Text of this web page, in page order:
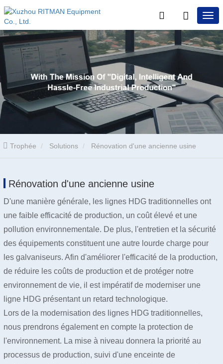
Trophée Solutions Rénovation d'une ancienne usine
Rénovation d'une ancienne usine
D'une manière générale, les lignes HDG traditionnelles ont
une faible efficacité de production, un coût élevé et une
pollution environnementale. De plus, l'entretien et la sécurité
des équipements constituent une autre lourde charge pour
les galvaniseurs. Afin d'améliorer l'efficacité de la production,
de réduire les coûts de production et de protéger notre
environnement de vie, il est impératif de moderniser une
ligne HDG présentant un retard technologique.
Lors de la modernisation des lignes HDG traditionnelles,
nous prendrons également en compte la protection de
l'environnement. La mise à niveau donnera la priorité au
processus de production, suivi d'une enceinte de